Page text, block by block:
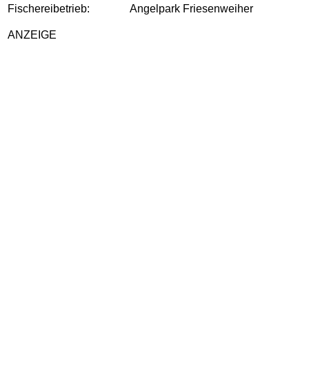
Fischereibetrieb:
Angelpark Friesenweiher
ANZEIGE